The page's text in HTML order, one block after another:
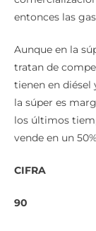
entonces las
Aunque en la
tratan de
tienen en diésel
la súper es
los últimos
vende en un
CIFRA
90